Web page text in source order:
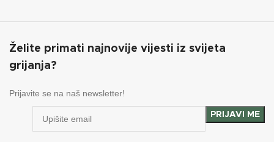
Želite primati najnovije vijesti iz svijeta
grijanja?
Prijavite se na naš newsletter!